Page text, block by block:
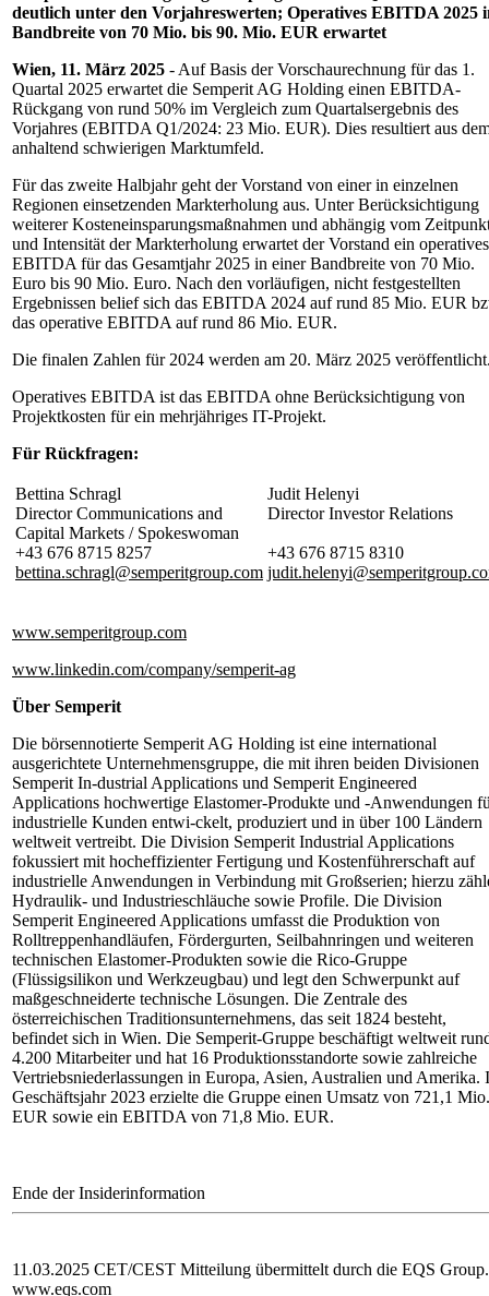
deutlich unter den Vorjahreswerten; Operatives EBITDA 2025
Bandbreite von 70 Mio. bis 90. Mio. EUR erwartet
Wien, 11. März 2025 - Auf Basis der Vorschaurechnung für das 1.
Quartal 2025 erwartet die Semperit AG Holding einen EBITDA-
Rückgang von rund 50% im Vergleich zum Quartalsergebnis des
Vorjahres (EBITDA Q1/2024: 23 Mio. EUR). Dies resultiert aus
anhaltend schwierigen Marktumfeld.
Für das zweite Halbjahr geht der Vorstand von einer in einzelnen
Regionen einsetzenden Markterholung aus. Unter Berücksichtigung
weiterer Kosteneinsparungsmaßnahmen und abhängig vom
und Intensität der Markterholung erwartet der Vorstand ein operatives
EBITDA für das Gesamtjahr 2025 in einer Bandbreite von 70 Mio.
Euro bis 90 Mio. Euro. Nach den vorläufigen, nicht festgestellten
Ergebnissen belief sich das EBITDA 2024 auf rund 85 Mio. EUR
das operative EBITDA auf rund 86 Mio. EUR.
Die finalen Zahlen für 2024 werden am 20. März 2025
Operatives EBITDA ist das EBITDA ohne Berücksichtigung von
Projektkosten für ein mehrjähriges IT-Projekt.
Für Rückfragen:
Bettina Schragl
Director Communications and
Capital Markets / Spokeswoman
+43 676 8715 8257
bettina.schragl@semperitgroup.com
Judit Helenyi
Director Investor Relations
+43 676 8715 8310
www.semperitgroup.com
www.linkedin.com/company/semperit-ag
Über Semperit
Die börsennotierte Semperit AG Holding ist eine international
ausgerichtete Unternehmensgruppe, die mit ihren beiden Divisionen
Semperit In-dustrial Applications und Semperit Engineered
Applications hochwertige Elastomer-Produkte und -Anwendungen
industrielle Kunden entwi-ckelt, produziert und in über 100 Ländern
weltweit vertreibt. Die Division Semperit Industrial Applications
fokussiert mit hocheffizienter Fertigung und Kostenführerschaft auf
industrielle Anwendungen in Verbindung mit Großserien; hierzu
Hydraulik- und Industrieschläuche sowie Profile. Die Division
Semperit Engineered Applications umfasst die Produktion von
Rolltreppenhandläufen, Fördergurten, Seilbahnringen und weiteren
technischen Elastomer-Produkten sowie die Rico-Gruppe
(Flüssigsilikon und Werkzeugbau) und legt den Schwerpunkt auf
maßgeschneiderte technische Lösungen. Die Zentrale des
österreichischen Traditionsunternehmens, das seit 1824 besteht,
befindet sich in Wien. Die Semperit-Gruppe beschäftigt weltweit
4.200 Mitarbeiter und hat 16 Produktionsstandorte sowie zahlreiche
Vertriebsniederlassungen in Europa, Asien, Australien und Amerika.
Geschäftsjahr 2023 erzielte die Gruppe einen Umsatz von 721,1 Mio.
EUR sowie ein EBITDA von 71,8 Mio. EUR.
Ende der Insiderinformation
11.03.2025 CET/CEST Mitteilung übermittelt durch die EQS Group.
www.eqs.com